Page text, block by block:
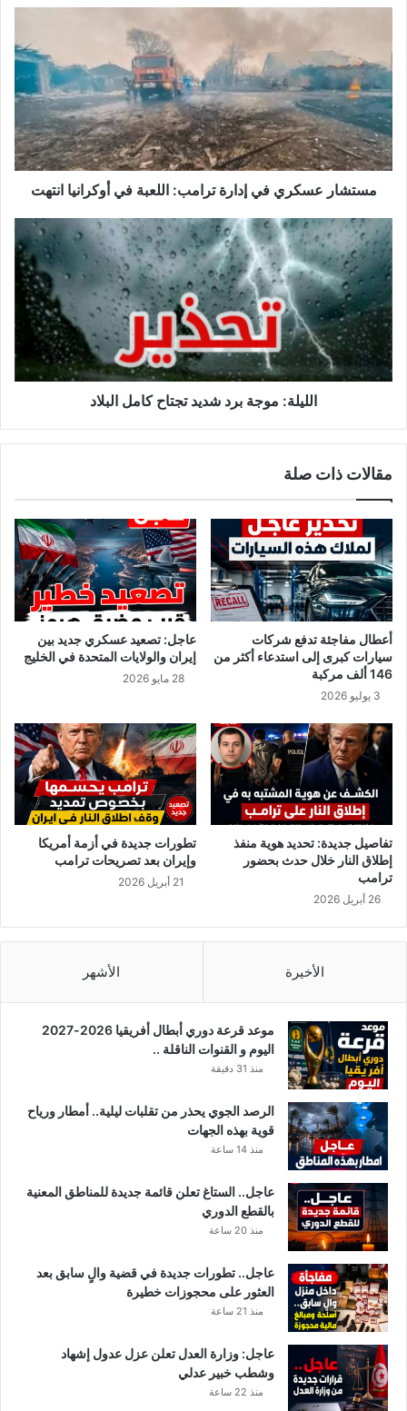
في
إدارة
ترامب:
اللعبة
في
أوكرانيا
انتهت
مستشار عسكري في إدارة ترامب: اللعبة في أوكرانيا انتهت
الليلة:
موجة
برد
شديد
تجتاح
كامل
البلاد
الليلة: موجة برد شديد تجتاح كامل البلاد
مقالات ذات صلة
أعطال مفاجئة تدفع شركات
سيارات كبرى إلى استدعاء أكثر من
146 ألف مركبة
3 يوليو 2026
عاجل: تصعيد عسكري جديد بين
إيران والولايات المتحدة في الخليج
28 مايو 2026
تفاصيل جديدة: تحديد هوية منفذ
إطلاق النار خلال حدث بحضور
ترامب
26 أبريل 2026
تطورات جديدة في أزمة أمريكا
وإيران بعد تصريحات ترامب
21 أبريل 2026
الأخيرة الأشهر
موعد قرعة دوري أبطال أفريقيا 2026-2027
اليوم و القنوات الناقلة ..
منذ 31 دقيقة
الرصد الجوي يحذر من تقلبات ليلية.. أمطار ورياح
قوية بهذه الجهات
منذ 14 ساعة
عاجل.. الستاغ تعلن قائمة جديدة للمناطق المعنية
بالقطع الدوري
منذ 20 ساعة
عاجل.. تطورات جديدة في قضية والٍ سابق بعد
العثور على محجوزات خطيرة
منذ 21 ساعة
عاجل: وزارة العدل تعلن عزل عدول إشهاد
وشطب خبير عدلي
منذ 22 ساعة